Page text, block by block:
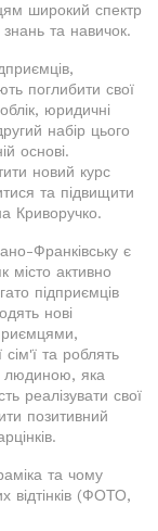
широкий спектр
знань та навичок.
поглибити свої
юридичні
набір цього
основі.
новий курс
та підвищити
Криворучко.
Франківську є
місто активно
підприємців
нові
та роблять
людиною, яка
реалізувати свої
позитивний
та чому
відтінків (ФОТО,